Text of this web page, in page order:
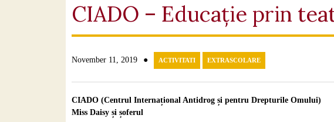
CIADO – Educație prin
November 11, 2019 ● ACTIVITATI EXTRASCOLARE
CIADO (Centrul Internațional Antidrog și pentru Drepturile Omului)
Miss Daisy și șoferul